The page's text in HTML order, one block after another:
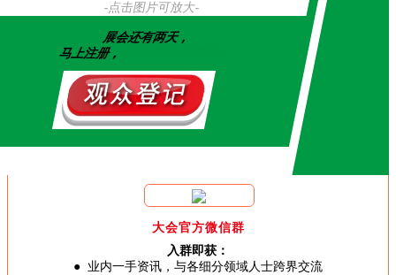
-点击图片可放大-
展会还有两天，
马上注册，
大会官方微信群
入群即获：
● 业内一手资讯，与各细分领域人士跨界交流